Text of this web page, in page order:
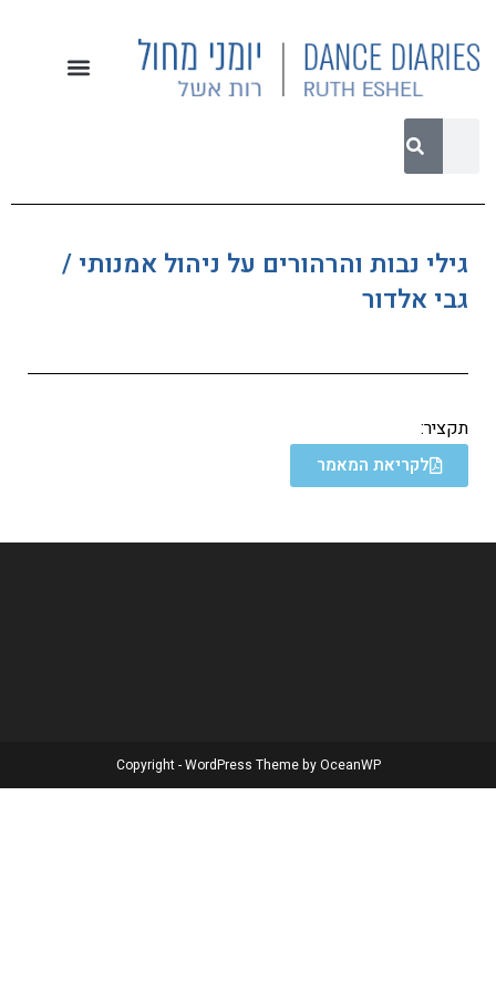
גילי נבות והרהורים על ניהול אמנותי /
גבי אלדור
תקציר:
לקריאת המאמר
Copyright - WordPress Theme by OceanWP